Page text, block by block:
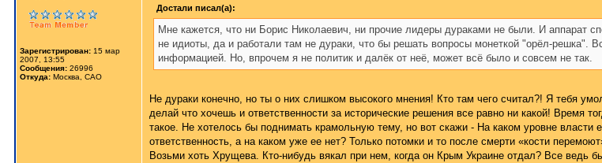
Зарегистрирован: 15 мар
2007, 13:55
Сообщения: 26996
Откуда: Москва, САО
Достали писал(а):
Мне кажется, что ни Борис Николаевич, ни прочие лидеры дураками не были. И аппарат
не идиоты, да и работали там не дураки, что бы решать вопросы монеткой "орёл-
информацией. Но, впрочем я не политик и далёк от неё, может всё было и совсем не так.
Не дураки конечно, но ты о них слишком высокого мнения! Кто там чего считал?! Я тебя
делай что хочешь и ответственности за исторические решения все равно ни какой! Время
такое. Не хотелось бы поднимать крамольную тему, но вот скажи - На каком уровне власти
ответственность, а на каком уже ее нет? Только потомки и то после смерти «кости
Возьми хоть Хрущева. Кто-нибудь вякал при нем, когда он Крым Украине отдал? Все ведь